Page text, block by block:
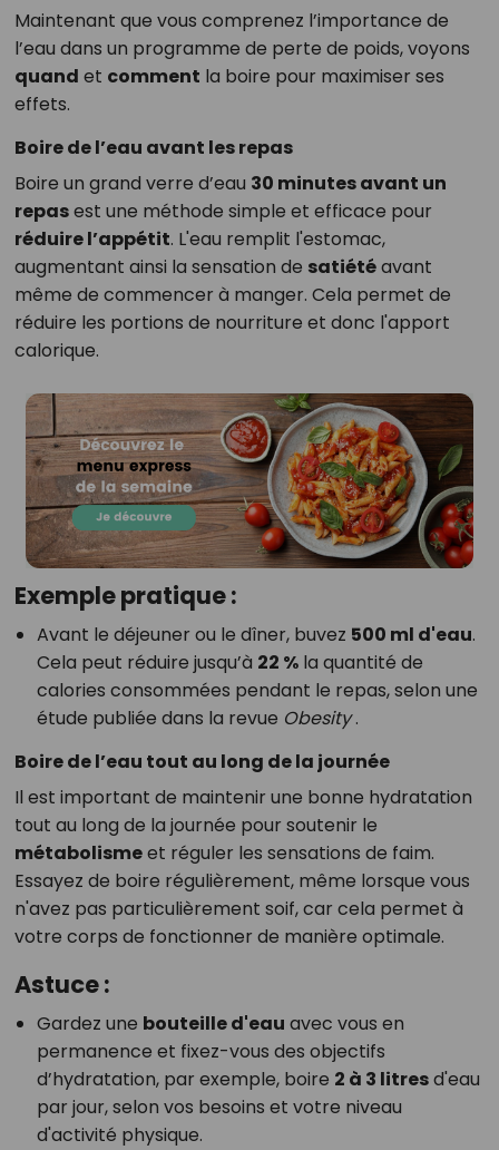
Maintenant que vous comprenez l’importance de
l’eau dans un programme de perte de poids, voyons
quand et comment la boire pour maximiser ses
effets.
Boire de l’eau avant les repas
Boire un grand verre d’eau 30 minutes avant un
repasest une méthode simple et efficace pour
réduire l’appétit. L'eau remplit l'estomac,
augmentant ainsi la sensation de satiétéavant
même de commencer à manger. Cela permet de
réduire les portions de nourriture et donc l'apport
calorique.
Exemple pratique :
Avant le déjeuner ou le dîner, buvez 500 ml d'eau.
Cela peut réduire jusqu’à 22 %la quantité de
calories consommées pendant le repas, selon une
étude publiée dans la revue Obesity.
Boire de l’eau tout au long de la journée
Il est important de maintenir une bonne hydratation
tout au long de la journée pour soutenir le
métabolismeet réguler les sensations de faim.
Essayez de boire régulièrement, même lorsque vous
n'avez pas particulièrement soif, car cela permet à
votre corps de fonctionner de manière optimale.
Astuce :
Gardez une bouteille d'eau avec vous en
permanence et fixez-vous des objectifs
d’hydratation, par exemple, boire 2 à 3 litresd'eau
par jour, selon vos besoins et votre niveau
d'activité physique.